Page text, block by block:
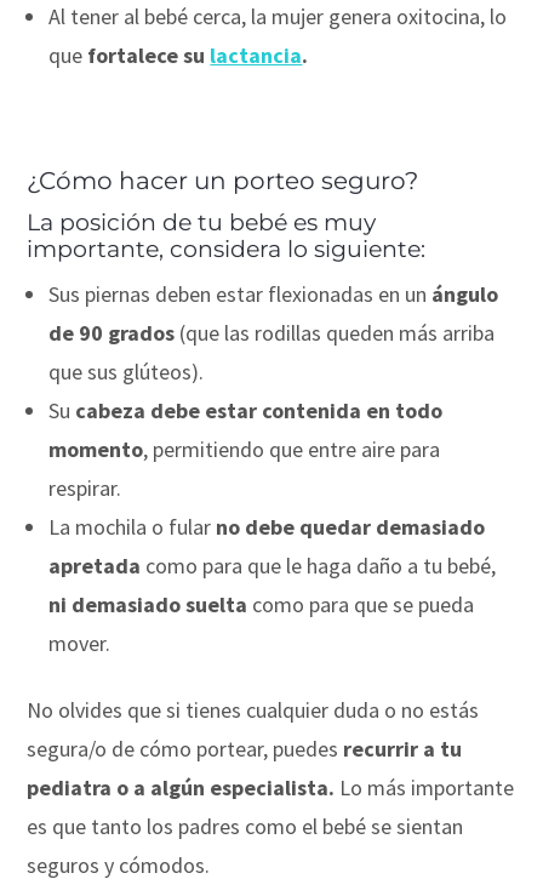
Al tener al bebé cerca, la mujer genera oxitocina, lo
que fortalece su lactancia.
¿Cómo hacer un porteo seguro?
La posición de tu bebé es muy
importante, considera lo siguiente:
Sus piernas deben estar flexionadas en un ángulo
de 90 grados (que las rodillas queden más arriba
que sus glúteos).
Su cabeza debe estar contenida en todo
momento, permitiendo que entre aire para
respirar.
La mochila o fular no debe quedar demasiado
apretada como para que le haga daño a tu bebé,
ni demasiado suelta como para que se pueda
mover.
No olvides que si tienes cualquier duda o no estás
segura/o de cómo portear, puedes recurrir a tu
pediatra o a algún especialista. Lo más importante
es que tanto los padres como el bebé se sientan
seguros y cómodos.